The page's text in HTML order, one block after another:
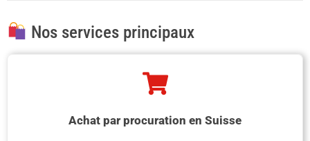
Nos services principaux
Achat par procuration en Suisse